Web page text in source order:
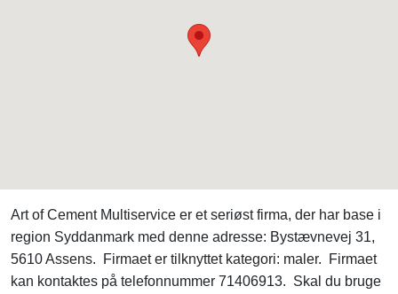
Art of Cement Multiservice er et seriøst firma, der har base i
region Syddanmark med denne adresse: Bystævnevej 31,
5610 Assens. Firmaet er tilknyttet kategori: maler. Firmaet
kan kontaktes på telefonnummer 71406913. Skal du bruge